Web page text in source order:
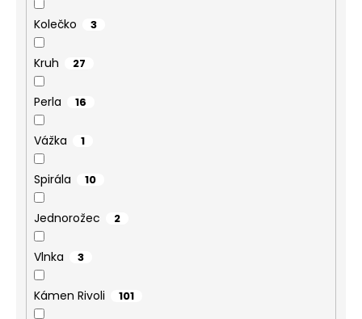
Kolečko 3
Kruh 27
Perla 16
Vážka 1
Spirála 10
Jednorožec 2
Vlnka 3
Kámen Rivoli 101